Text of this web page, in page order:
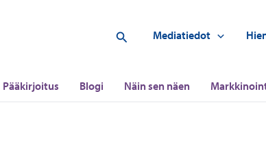
Hae Mediatiedot
Pääkirjoitus Blogi Näin sen näen